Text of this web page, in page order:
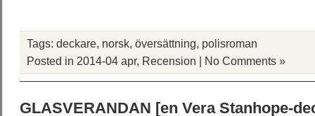
Tags: deckare norsk översättning polisroman
Posted in 2014-04 apr, Recension | No Comments »
GLASVERANDAN [en Vera Stanhope-